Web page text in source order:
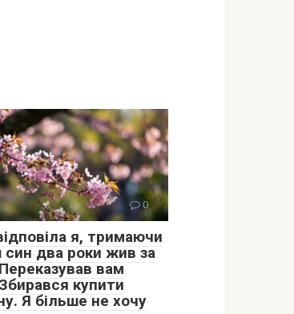
0
я, тримаючи
два роки жив за
вам
купити
Я більше не хочу